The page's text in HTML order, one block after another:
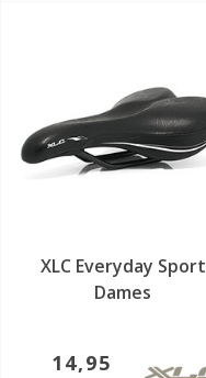
XLC Everyday Sport
Dames
14,95